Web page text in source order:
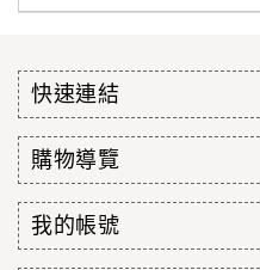
快速連結
購物導覽
我的帳號